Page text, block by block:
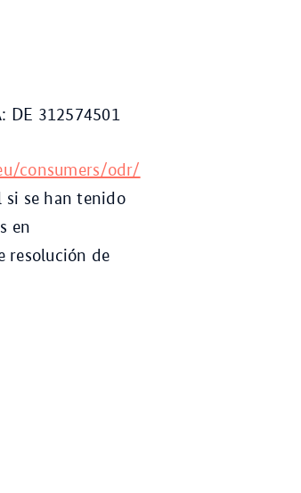
DE 312574501
consumers/odr/
si se han tenido
en
resolución de